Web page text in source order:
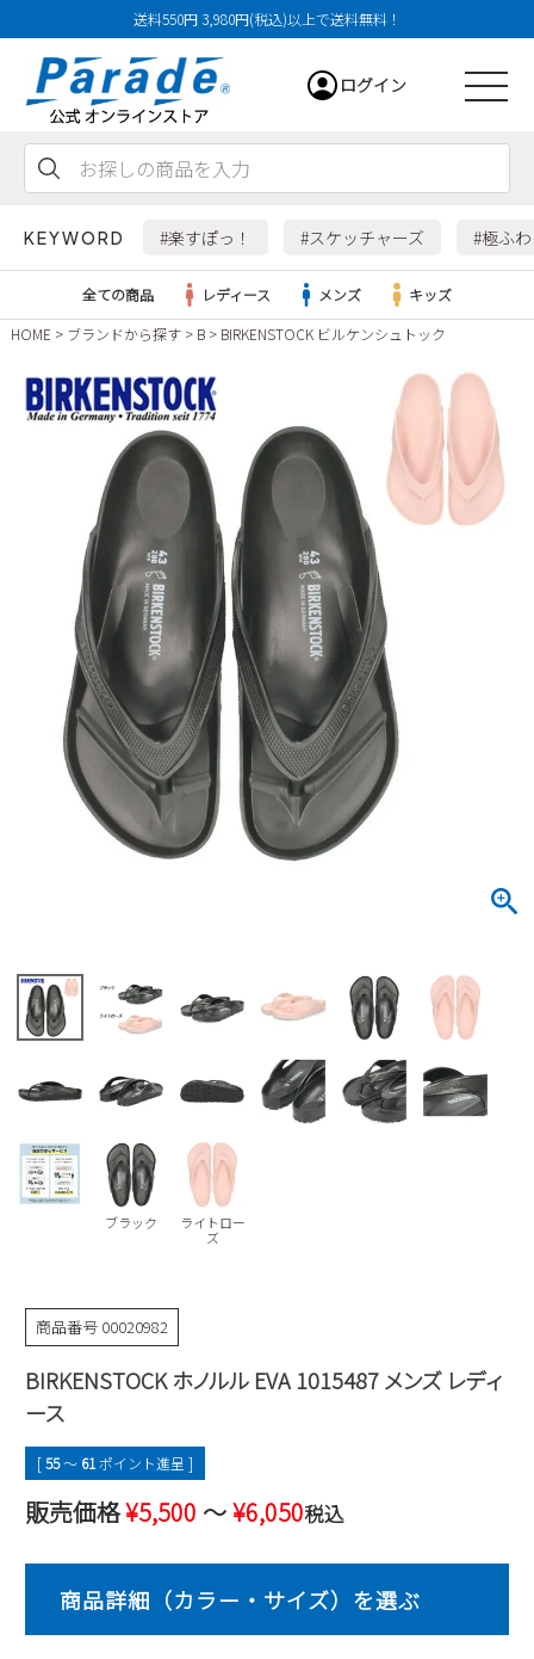
送料550円 3,980円(税込)以上で送料無料！
ログイン
KEYWORD #楽すぽっ！ #スケッチャーズ #極ふ
レディース
すべての商品
サンダル
レインシューズ
パンプス
スニーカー
ローファー
カジュアルシューズ
ウェア
Parade
SKECHERS
moz
puma
メンズ
すべての商品
サンダル
レインシューズ
スニーカー
ビジネス・ドレスシューズ
ワークシューズ
ブーツ
ウェア
Parade
SKECHERS
EDWIN
new balance
キッズ
すべての商品
サンダル
レインシューズ
スニーカー
ブーツ
Parade
SKECHERS
new balance
NEW
すべての商品
レディース新入荷
メンズ新入荷
SALE
すべての商品
キッズSALE
バッグ
ボディバッグ
トートバッグ
財布
すべての商品
ケア用品
雑貨
会員サービス
メルマガ購買
営業日カレンダー
日 月 火 水 木 金
土
2
3 4 5 6 7
8
全ての商品 レディース メンズ
キッズ
HOME
ブランドから探す B BIRKENSTOCK ビルケンシュトック
ブラック
ライトロー
ズ
商品番号 00020982
BIRKENSTOCK ホノルル EVA 1015487 メンズ レディ
ース
[55〜 61ポイント進呈 ]
販売価格¥5,500 〜¥6,050税込